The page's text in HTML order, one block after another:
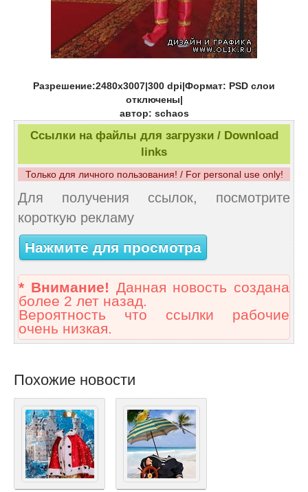
Разрешение:2480х3007|300 dpi|Формат: PSD слои
отключены|
автор: schaos
Ссылки на файлы для загрузки / Download
links
Только для личного пользования! / For personal use only!
Для получения ссылок, посмотрите
короткую рекламу
Нажмите для просмотра
* Внимание! Данная новость создана
более 2 лет назад.
Вероятность что ссылки рабочие
очень низкая.
Похожие новости